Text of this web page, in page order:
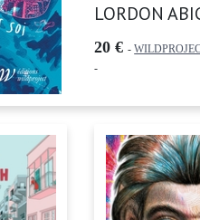
LORDON
20 € -
-